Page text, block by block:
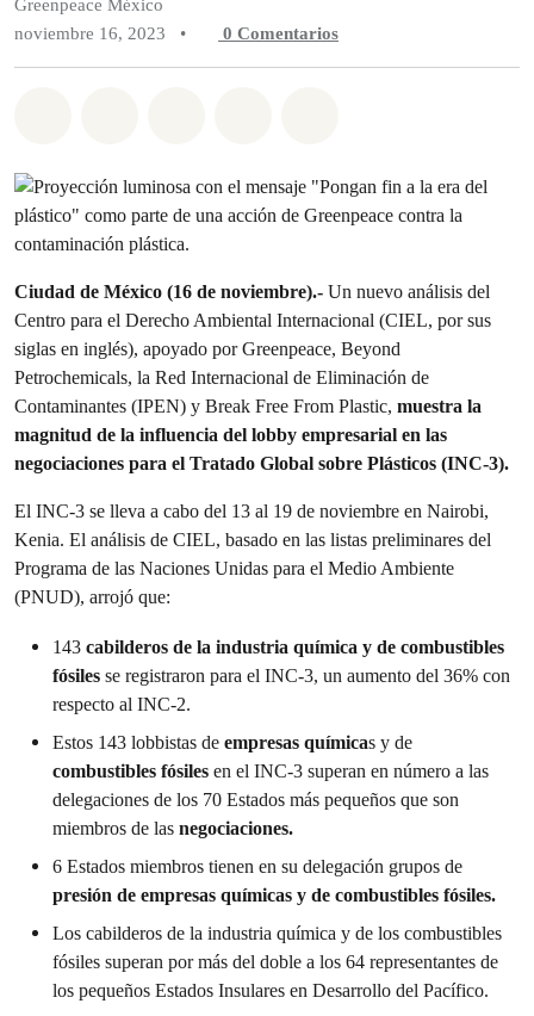
Greenpeace México
noviembre 16, 2023
• 0 Comentarios
Ciudad de México (16 de noviembre).- Un nuevo análisis del
Centro para el Derecho Ambiental Internacional (CIEL, por sus
siglas en inglés), apoyado por Greenpeace, Beyond
Petrochemicals, la Red Internacional de Eliminación de
Contaminantes (IPEN) y Break Free From Plastic, muestra la
magnitud de la influencia del lobby empresarial en las
negociaciones para el Tratado Global sobre Plásticos (INC-3).
El INC-3 se lleva a cabo del 13 al 19 de noviembre en Nairobi,
Kenia. El análisis de CIEL, basado en las listas preliminares del
Programa de las Naciones Unidas para el Medio Ambiente
(PNUD), arrojó que:
143 cabilderos de la industria química y de combustibles
fósiles se registraron para el INC-3, un aumento del 36% con
respecto al INC-2.
Estos 143 lobbistas de empresas químicas y de
combustibles fósiles en el INC-3 superan en número a las
delegaciones de los 70 Estados más pequeños que son
miembros de las negociaciones.
6 Estados miembros tienen en su delegación grupos de
presión de empresas químicas y de combustibles fósiles.
Los cabilderos de la industria química y de los combustibles
fósiles superan por más del doble a los 64 representantes de
los pequeños Estados Insulares en Desarrollo del Pacífico.